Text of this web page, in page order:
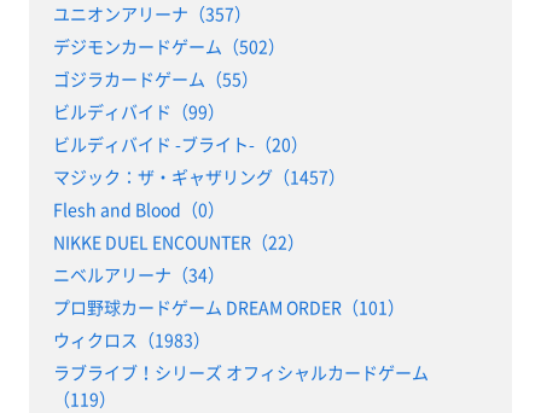
ユニオンアリーナ（357）
デジモンカードゲーム（502）
ゴジラカードゲーム（55）
ビルディバイド（99）
ビルディバイド -ブライト-（20）
マジック：ザ・ギャザリング（1457）
Flesh and Blood（0）
NIKKE DUEL ENCOUNTER（22）
ニベルアリーナ（34）
プロ野球カードゲーム DREAM ORDER（101）
ウィクロス（1983）
ラブライブ！シリーズ オフィシャルカードゲーム
（119）